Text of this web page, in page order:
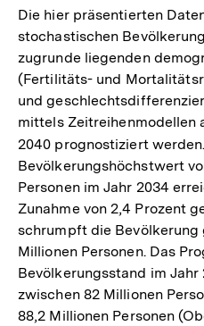
Die hier präsentierten
stochastischen
zugrunde liegenden
(Fertilitäts- und
und
mittels Zeitreihenmodellen
2040 prognostiziert werden.
Bevölkerungshöchstwert
Personen im Jahr 2034
Zunahme von 2,4 Prozent
schrumpft die
Millionen Personen. Das
Bevölkerungsstand im
zwischen 82 Millionen
88,2 Millionen Personen